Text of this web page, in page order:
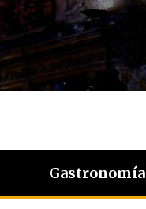
Gastronomía